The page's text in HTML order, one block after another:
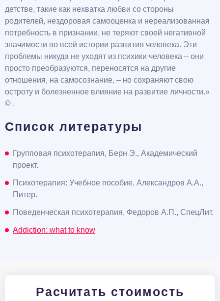
детстве, такие как нехватка любви со стороны
родителей, нездоровая самооценка и нереализованная
потребность в признании, не теряют своей негативной
значимости во всей истории развития человека. Эти
проблемы никуда не уходят из психики человека – они
просто преобразуются, переносятся на другие
отношения, на самосознание, – но сохраняют свою
остроту и болезненное влияние на развитие личности.»
© .
Список литературы
Групповая психотерапия, Берн Э., Академический
проект.
Психотерапия: Учебное пособие, Александров А.А.,
Питер.
Поведенческая психотерапия, Федоров А.П., СпецЛит.
Addiction: what to know
Расчитать стоимость